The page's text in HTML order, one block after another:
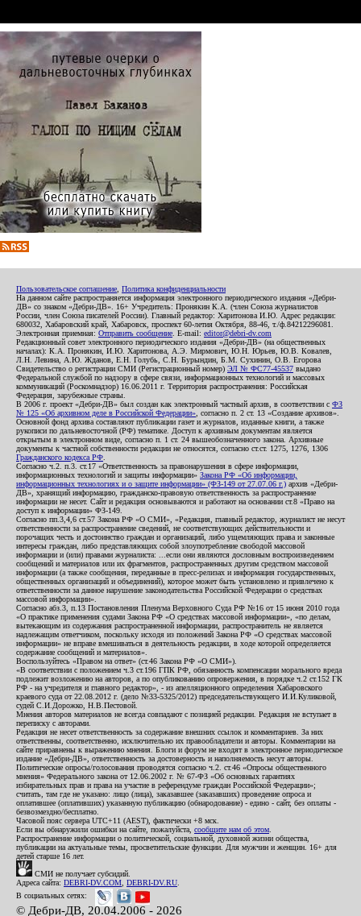
Пользовательское соглашение Политика конфиденциальности
На данном сайте распространяется информация электронного периодического издания «Дебри-
ДВ» со знаком «Дебри-ДВ». 16+ Учредитель: Пронякин К.А. (член Союза журналистов
России, член Союза писателей России). Главный редактор: Харитонова И.Ю. Адрес редакции:
680032, Хабаровский край, Хабаровск, проспект 60-летия Октября, 88-46, т./ф.84212296081.
Электронная приемная: Отправить сообщение . E-mail: editor@debri-dv.com
Редакционный совет электронного периодического издания «Дебри-ДВ» (на общественных
началах): К.А. Пронякин, И.Ю. Харитонова, А.Э. Мирмович, Ю.Н. Юрьев, Ю.В. Ковалев,
Л.Н. Левина, А.Ю. Жданов, Е.Н. Голубь, С.Н. Бурындин, Б.М. Сухинин, О.В. Егорова
Свидетельство о регистрации СМИ (Регистрационный номер) ЭЛ № ФС77-45537 выдано
Федеральной службой по надзору в сфере связи, информационных технологий и массовых
коммуникаций (Роскомнадзор) 16.06.2011 г. Территория распространения: Российская
Федерация, зарубежные страны.
В 2006 г. проект «Дебри-ДВ» был создан как электронный частный архив, в соответствии с ФЗ
№ 125 «Об архивном деле в Российской Федерации» , согласно п. 2 ст. 13 «Создание архивов».
Основной фонд архива составляют публикации газет и журналов, изданные книги, а также
рукописи по дальневосточной (РФ) тематике. Доступ к архивным документам является
открытым в электронном виде, согласно п. 1 ст. 24 вышеобозначенного закона. Архивные
документы к частной собственности редакции не относятся, согласно ст.ст. 1275, 1276, 1306
Гражданского кодекса РФ
Согласно ч.2. п.3. ст.17 «Ответственность за правонарушения в сфере информации,
информационных технологий и защиты информации» Закона РФ «Об информации,
информационных технологиях и о защите информации» (ФЗ-149 от 27.07.06 г.) архив «Дебри-
ДВ», хранящий информацию, гражданско-правовую ответственность за распространение
информации не несет. Сайт и редакция основываются и работают на основании ст.8 «Право на
доступ к информации» ФЗ-149.
Согласно пп.3,4,6 ст.57 Закона РФ «О СМИ», «Редакция, главный редактор, журналист не несут
ответственности за распространение сведений, не соответствующих действительности и
порочащих честь и достоинство граждан и организаций, либо ущемляющих права и законные
интересы граждан, либо представляющих собой злоупотребление свободой массовой
информации и (или) правами журналиста: ...если они являются дословным воспроизведением
сообщений и материалов или их фрагментов, распространенных другим средством массовой
информации (а также сообщения, переданные в пресс-релизах и информация государственных,
общественных организаций и объединений), которое может быть установлено и привлечено к
ответственности за данное нарушение законодательства Российской Федерации о средствах
массовой информации».
Согласно абз.3, п.13 Постановления Пленума Верховного Суда РФ №16 от 15 июня 2010 года
«О практике применения судами Закона РФ «О средствах массовой информации», «по делам,
вытекающим из содержания распространенной информации, распространитель не является
надлежащим ответчиком, поскольку исходя из положений Закона РФ «О средствах массовой
информации» не вправе вмешиваться в деятельность редакции, в ходе которой определяется
содержание сообщений и материалов».
Воспользуйтесь «Правом на ответ» (ст.46 Закона РФ «О СМИ»).
«В соответствии с положением ч.3 ст.196 ГПК РФ, обязанность компенсации морального вреда
подлежит возложению на авторов, а по опубликованию опровержения, в порядке ч.2 ст.152 ГК
РФ - на учредителя и главного редактор», - из апелляционного определения Хабаровского
краевого суда от 22.08.2012 г. (дело №33-5325/2012) председательствующего И.И.Куликовой,
судей С.И.Дорожко, Н.В.Пестовой.
Мнения авторов материалов не всегда совпадают с позицией редакции. Редакция не вступает в
переписку с авторами.
Редакция не несет ответственность за содержание внешних ссылок и комментариев. За них
ответственны, соответственно, исключительно их правообладатели и авторы. Комментарии на
сайте приравнены к выражению мнения. Блоги и форум не входят в электронное периодическое
издание «Дебри-ДВ», ответственность за достоверность и наполняемость несут авторы.
Политические опросы/голосования проводятся согласно ч.2. ст.46 «Опросы общественного
мнения» Федерального закона от 12.06.2002 г. № 67-ФЗ «Об основных гарантиях
избирательных прав и права на участие в референдуме граждан Российской Федерации»;
считать, там где не указано: лицо (лица), заказавшее (заказавших) проведение опроса и
оплатившее (оплативших) указанную публикацию (обнародование) - едино - сайт, без оплаты -
безвозмездно/бесплатно.
Часовой пояс сервера UTC+11 (AEST), фактически +8 мск.
Если вы обнаружили ошибки на сайте, пожалуйста, сообщите нам об этом
Распространение информации о политической, социальной, духовной жизни общества,
публикации на актуальные темы, просветительские функции. Для мужчин и женщин. 16+ для
детей старше 16 лет.
СМИ не получает субсидий.
Адреса сайта: DEBRI-DV.COM DEBRI-DV.RU
В социальных сетях:
© Дебри-ДВ, 20.04.2006 - 2026